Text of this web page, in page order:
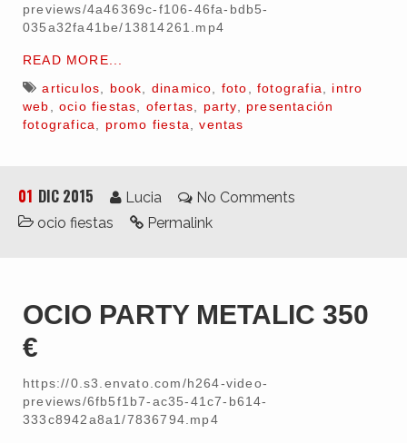
previews/4a46369c-f106-46fa-bdb5-
035a32fa41be/13814261.mp4
READ MORE...
articulos
book dinamico foto ,fotografia
intro
web
,ocio fiestas ofertas party
presentación
fotografica
promo fiesta ,ventas
01 DIC 2015 Lucia
No Comments
ocio fiestas
Permalink
OCIO PARTY METALIC 350
€
https://0.s3.envato.com/h264-video-
previews/6fb5f1b7-ac35-41c7-b614-
333c8942a8a1/7836794.mp4